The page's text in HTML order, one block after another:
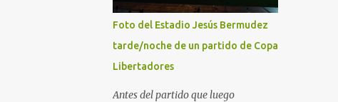
Foto del Estadio Jesús Bermudez
tarde/noche de un partido de Copa
Libertadores
Antes del partido que luego